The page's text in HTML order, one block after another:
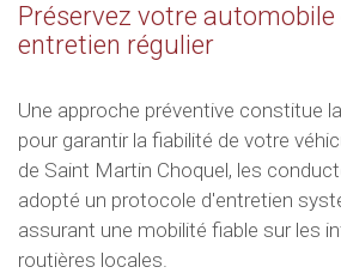
Préservez votre automobile
entretien régulier
Une approche préventive constitue
pour garantir la fiabilité de votre
de Saint Martin Choquel, les
adopté un protocole d'entretien
assurant une mobilité fiable sur les
routières locales.